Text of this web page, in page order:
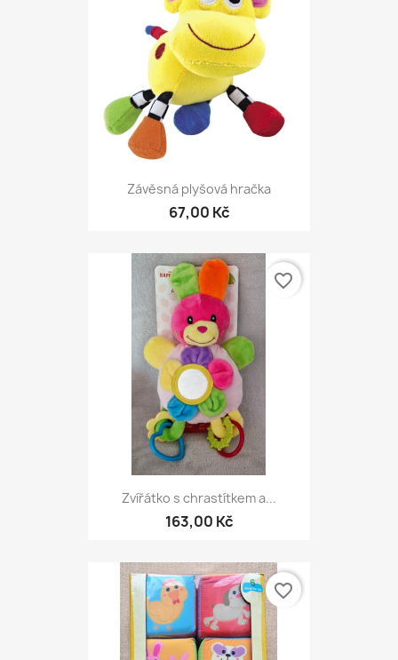
Závěsná plyšová hračka
67,00 Kč
Zvířátko s chrastítkem a...
163,00 Kč
favorite_border
favorite_border